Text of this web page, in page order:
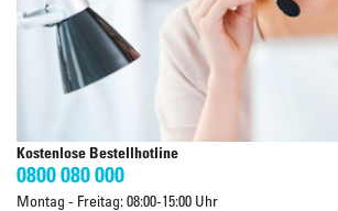
Kostenlose Bestellhotline
0800 080 000
Montag - Freitag: 08:00-15:00 Uhr